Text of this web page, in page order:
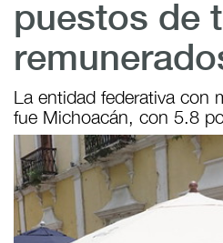
puestos de
La entidad federativa con
fue Michoacán, con 5.8